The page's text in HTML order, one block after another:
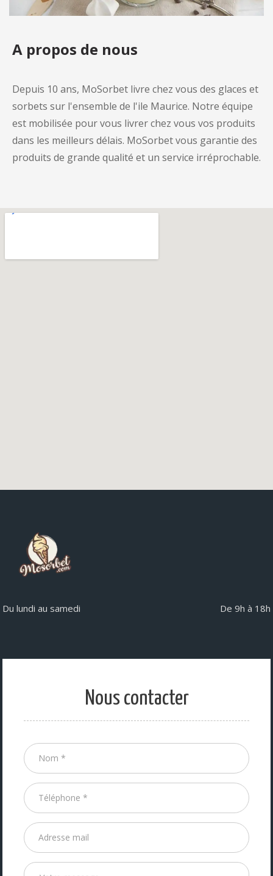
A propos de nous
Depuis 10 ans, MoSorbet livre chez vous des glaces et
sorbets sur l'ensemble de l'ile Maurice. Notre équipe
est mobilisée pour vous livrer chez vous vos produits
dans les meilleurs délais. MoSorbet vous garantie des
produits de grande qualité et un service irréprochable.
Du lundi au samedi De 9h à 18h
Nous contacter